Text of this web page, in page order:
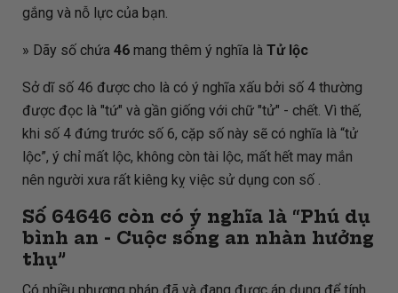
gắng và nỗ lực của bạn.
» Dãy số chứa 46mang thêm ý nghĩa là Tử lộc
Sở dĩ số 46 được cho là có ý nghĩa xấu bởi số 4 thường
được đọc là "tứ" và gần giống với chữ "tử" - chết. Vì thế,
khi số 4 đứng trước số 6, cặp số này sẽ có nghĩa là “tử
lộc”, ý chỉ mất lộc, không còn tài lộc, mất hết may mắn
nên người xưa rất kiêng kỵ việc sử dụng con số .
Số 64646 còn có ý nghĩa là “Phú dụ
bình an - Cuộc sống an nhàn hưởng
thụ”
Có nhiều phương pháp đã và đang được áp dụng để tính